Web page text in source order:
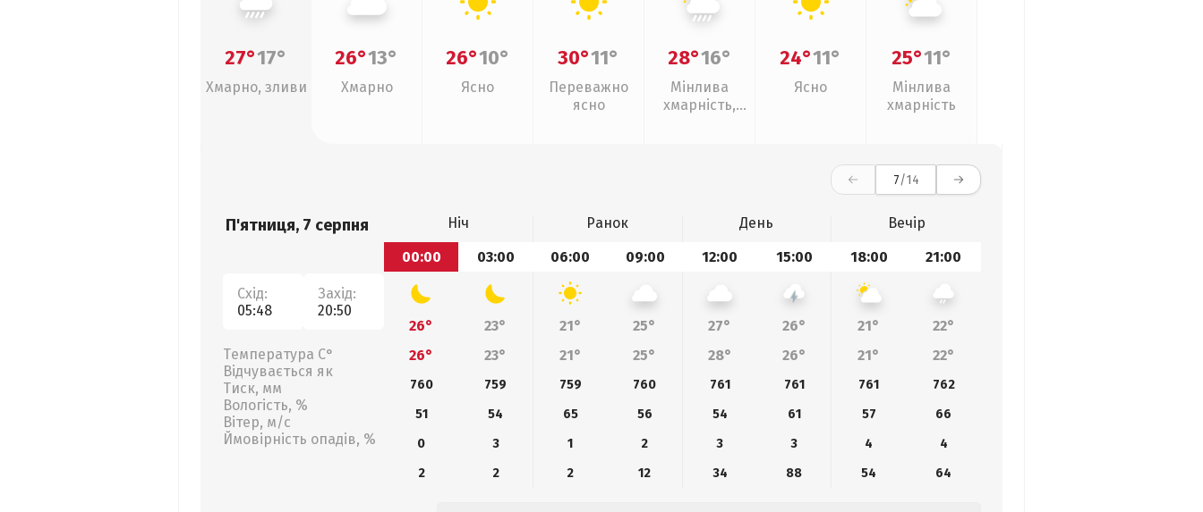
27°17°
Хмарно, зливи
26°13°
Хмарно
26°10°
Ясно
30°11°
Переважно
ясно
28°16°
Мінлива
хмарність,
24°11°
Ясно
25°11°
Мінлива
хмарність
7/14
П'ятниця, 7 серпня
Схід:
05:48
Захід:
20:50
Температура С°
Відчувається як
Тиск, мм
Вологість, %
Вітер, м/с
Ймовірність опадів, %
Ніч Ранок День
Вечір
00:00
03:00 06:00 09:00 12:00 15:00 18:00 21:00
26° 23° 21° 25° 27° 26° 21°
22°
26°
23° 21° 25° 28° 26° 21° 22°
760 759 759 760 761 761 761
762
51
54 65 56 54 61 57
66
0
3 1 2 3 3 4
4
2
2 2 12 34 88 54 64